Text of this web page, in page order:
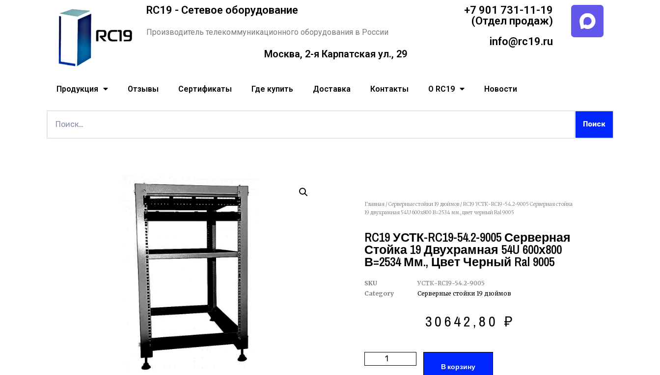
RC19 - Сетевое оборудование
Производитель телекоммуникационного оборудования в России
Москва, 2-я Карпатская ул., 29
+7 901 731-11-19
(Отдел продаж)
info@rc19.ru
Продукция Отзывы Сертификаты Где купить Доставка Контакты О RC19 Новости
Главная /Серверные стойки 19 дюймов / RC19 УСТК-RC19-54.2-9005 Серверная стойка
19 двухрамная 54U 600х800 В=2534 мм., цвет черный Ral 9005
RC19 УСТК-RC19-54.2-9005 Серверная
Стойка 19 Двухрамная 54U 600х800
В=2534 Мм., Цвет Черный Ral 9005
SKU
УСТК-RC19-54.2-9005
Category
Серверные стойки 19 дюймов
30642,80 ₽
В корзину